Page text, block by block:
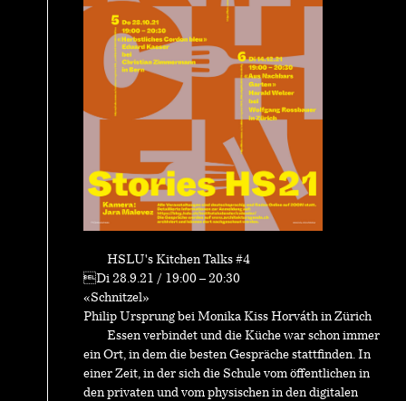
HSLU's Kitchen Talks #4
Di 28.9.21 / 19:00 – 20:30
«Schnitzel»
Philip Ursprung bei Monika Kiss Horváth in Zürich
Essen verbindet und die Küche war schon immer
ein Ort, in dem die besten Gespräche stattfinden. In
einer Zeit, in der sich die Schule vom öffentlichen in
den privaten und vom physischen in den digitalen